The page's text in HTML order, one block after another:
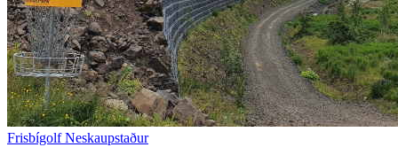
Frisbígolf Neskaupstaður